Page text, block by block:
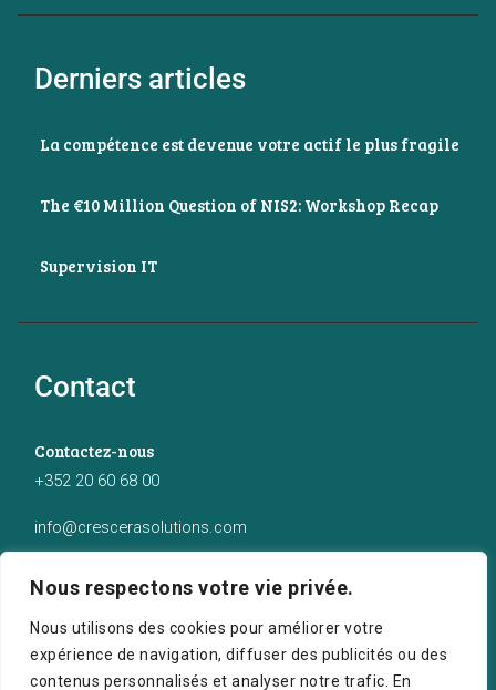
Nous respectons votre vie privée.
Nous utilisons des cookies pour améliorer votre
expérience de navigation, diffuser des publicités ou des
contenus personnalisés et analyser notre trafic. En
Derniers articles
La compétence est devenue votre actif le plus fragile
The €10 Million Question of NIS2: Workshop Recap
Supervision IT
Contact
Contactez-nous
+352 20 60 68 00
info@crescerasolutions.com
50 route d’Esch (2ème étage), Luxembourg